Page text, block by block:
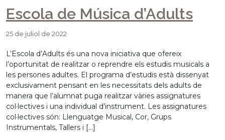
Escola de Música d’Adults
25 de juliol de 2022
L’Escola d’Adults és una nova iniciativa que ofereix
l’oportunitat de realitzar o reprendre els estudis musicals a
les persones adultes. El programa d’estudis està dissenyat
exclusivament pensant en les necessitats dels adults de
manera que l’alumnat puga realitzar vàries assignatures
col·lectives i una individual d’instrument. Les assignatures
col·lectives són: Llenguatge Musical, Cor, Grups
Instrumentals, Tallers i […]